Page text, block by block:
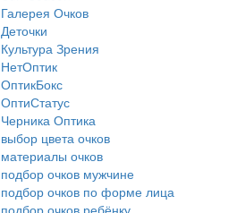
Галерея Очков
Деточки
Культура Зрения
НетОптик
ОптикБокс
ОптиСтатус
Черника Оптика
выбор цвета очков
материалы очков
подбор очков мужчине
подбор очков по форме лица